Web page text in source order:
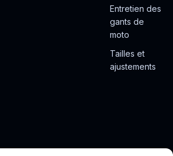
Entretien des
gants de
moto
Tailles et
ajustements